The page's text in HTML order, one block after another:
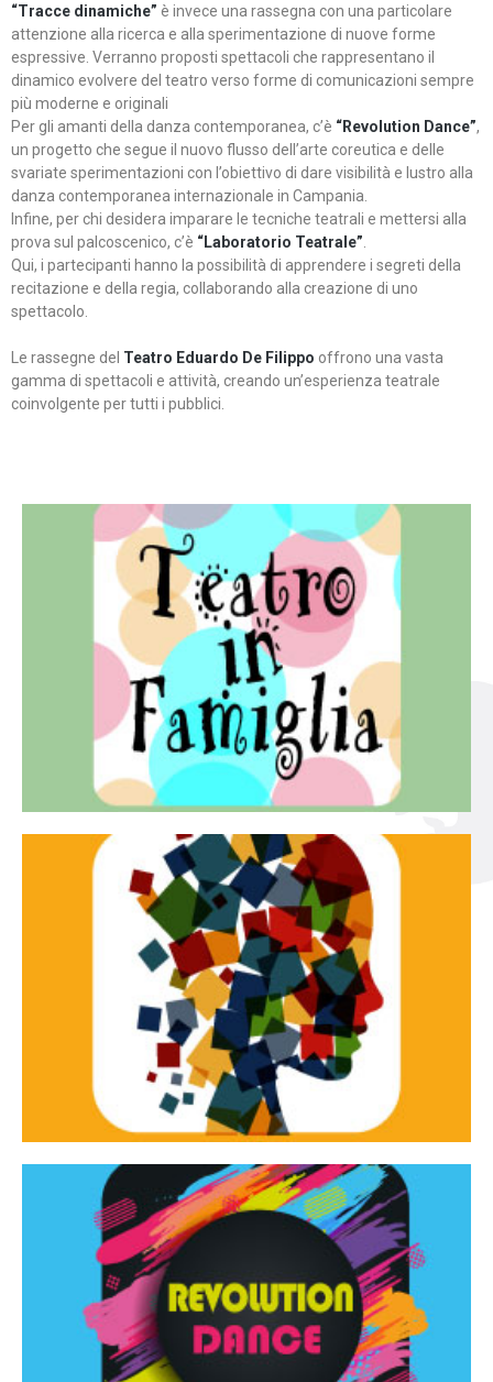
“Tracce dinamiche” è invece una rassegna con una particolare
attenzione alla ricerca e alla sperimentazione di nuove forme
espressive. Verranno proposti spettacoli che rappresentano il
dinamico evolvere del teatro verso forme di comunicazioni sempre
più moderne e originali
Per gli amanti della danza contemporanea, c’è “Revolution Dance”,
un progetto che segue il nuovo flusso dell’arte coreutica e delle
svariate sperimentazioni con l’obiettivo di dare visibilità e lustro alla
danza contemporanea internazionale in Campania.
Infine, per chi desidera imparare le tecniche teatrali e mettersi alla
prova sul palcoscenico, c’è “Laboratorio Teatrale”
Qui, i partecipanti hanno la possibilità di apprendere i segreti della
recitazione e della regia, collaborando alla creazione di uno
spettacolo.
Le rassegne del Teatro Eduardo De Filippo offrono una vasta
gamma di spettacoli e attività, creando un’esperienza teatrale
coinvolgente per tutti i pubblici.
Teatro in famiglia
Teatro In Famiglia è una rassegna di teatro concepita
per far condividere e godere del teatro all’intera
famiglia.
Continua
Tracce dinamiche
Tracce Dinamiche è una rassegna di teatro
d’innovazione e sperimentale.
Continua
Revolution Dance
Rassegna di danza contemporanea – I Edizione